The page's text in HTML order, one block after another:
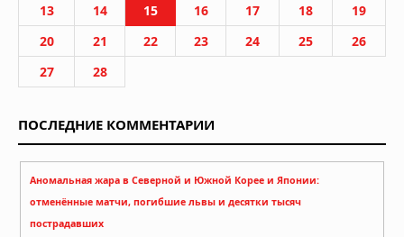
13
14 15 16 17 18
19
20
21 22 23 24 25
26
27
28
ПОСЛЕДНИЕ КОММЕНТАРИИ
Аномальная жара в Северной и Южной Корее и Японии:
отменённые матчи, погибшие львы и десятки тысяч
пострадавших